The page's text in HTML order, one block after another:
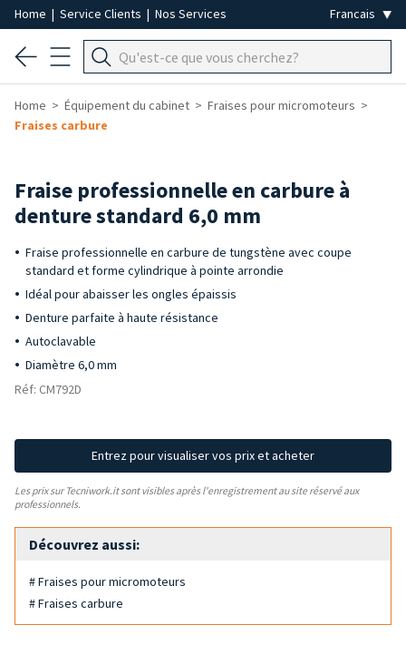
Home | Service Clients | Nos Services
Home Équipement du cabinet
Fraises pour micromoteurs
Fraises carbure
Fraise professionnelle en carbure à
denture standard 6,0 mm
Fraise professionnelle en carbure de tungstène avec coupe
standard et forme cylindrique à pointe arrondie
Idéal pour abaisser les ongles épaissis
Denture parfaite à haute résistance
Autoclavable
Diamètre 6,0 mm
Réf: CM792D
Entrez pour visualiser vos prix et acheter
Les prix sur Tecniwork.it sont visibles après l'enregistrement au site réservé aux
professionnels.
Découvrez aussi:
# Fraises pour micromoteurs
# Fraises carbure